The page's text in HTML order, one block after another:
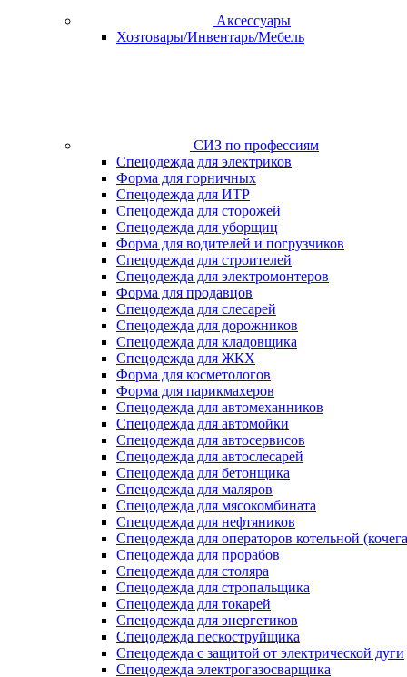
Аксессуары
Хозтовары/Инвентарь/Мебель
СИЗ по профессиям
Спецодежда для электриков
Форма для горничных
Спецодежда для ИТР
Спецодежда для сторожей
Спецодежда для уборщиц
Форма для водителей и погрузчиков
Спецодежда для строителей
Спецодежда для электромонтеров
Форма для продавцов
Спецодежда для слесарей
Спецодежда для дорожников
Спецодежда для кладовщика
Спецодежда для ЖКХ
Форма для косметологов
Форма для парикмахеров
Спецодежда для автомеханников
Спецодежда для автомойки
Спецодежда для автосервисов
Спецодежда для автослесарей
Спецодежда для бетонщика
Спецодежда для маляров
Спецодежда для мясокомбината
Спецодежда для нефтяников
Спецодежда для операторов котельной
Спецодежда для прорабов
Спецодежда для столяра
Спецодежда для стропальщика
Спецодежда для токарей
Спецодежда для энергетиков
Спецодежда пескоструйщика
Спецодежда с защитой от электрической дуги
Спецодежда электрогазосварщика